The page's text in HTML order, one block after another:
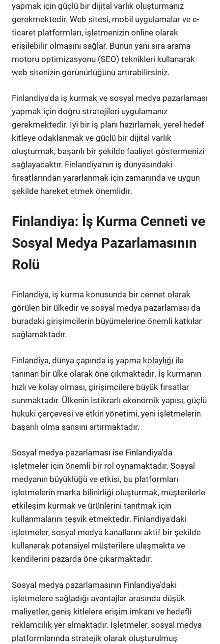
yapmak için güçlü bir dijital varlık oluşturmanız
gerekmektedir. Web sitesi, mobil uygulamalar ve e-
ticaret platformları, işletmenizin online olarak
erişilebilir olmasını sağlar. Bunun yanı sıra arama
motoru optimizasyonu (SEO) teknikleri kullanarak
web sitenizin görünürlüğünü artırabilirsiniz.
Finlandiya'da iş kurmak ve sosyal medya pazarlaması
yapmak için doğru stratejileri uygulamanız
gerekmektedir. İyi bir iş planı hazırlamak, yerel hedef
kitleye odaklanmak ve güçlü bir dijital varlık
oluşturmak, başarılı bir şekilde faaliyet göstermenizi
sağlayacaktır. Finlandiya'nın iş dünyasındaki
fırsatlarından yararlanmak için zamanında ve uygun
şekilde hareket etmek önemlidir.
Finlandiya: İş Kurma Cenneti ve
Sosyal Medya Pazarlamasının
Rolü
Finlandiya, iş kurma konusunda bir cennet olarak
görülen bir ülkedir ve sosyal medya pazarlaması da
buradaki girişimcilerin büyümelerine önemli katkılar
sağlamaktadır.
Finlandiya, dünya çapında iş yapma kolaylığı ile
tanınan bir ülke olarak öne çıkmaktadır. İş kurmanın
hızlı ve kolay olması, girişimcilere büyük fırsatlar
sunmaktadır. Ülkenin istikrarlı ekonomik yapısı, güçlü
hukuki çerçevesi ve etkin yönetimi, yeni işletmelerin
başarılı olma şansını artırmaktadır.
Sosyal medya pazarlaması ise Finlandiya'da
işletmeler için önemli bir rol oynamaktadır. Sosyal
medyanın büyüklüğü ve etkisi, bu platformları
işletmelerin marka bilinirliği oluşturmak, müşterilerle
etkileşim kurmak ve ürünlerini tanıtmak için
kullanmalarını teşvik etmektedir. Finlandiya'daki
işletmeler, sosyal medya kanallarını aktif bir şekilde
kullanarak potansiyel müşterilere ulaşmakta ve
kendilerini pazarda öne çıkarmaktadır.
Sosyal medya pazarlamasının Finlandiya'daki
işletmelere sağladığı avantajlar arasında düşük
maliyetler, geniş kitlelere erişim imkanı ve hedefli
reklamcılık yer almaktadır. İşletmeler, sosyal medya
platformlarında stratejik olarak oluşturulmuş